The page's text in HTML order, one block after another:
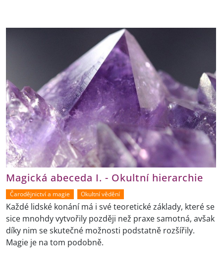
Magická abeceda I. - Okultní hierarchie
Čarodějnictví a magie Okultní vědění
Každé lidské konání má i své teoretické základy, které se
sice mnohdy vytvořily později než praxe samotná, avšak
díky nim se skutečné možnosti podstatně rozšířily.
Magie je na tom podobně.